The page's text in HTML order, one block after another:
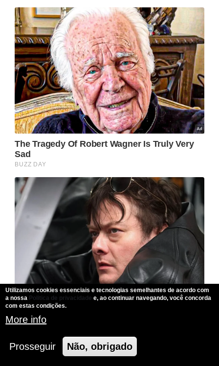
Utilizamos cookies essenciais e tecnologias semelhantes de acordo com
a nossa Politica de privacidade e, ao continuar navegando, você concorda
com estas condições.
More info
Prosseguir Não, obrigado